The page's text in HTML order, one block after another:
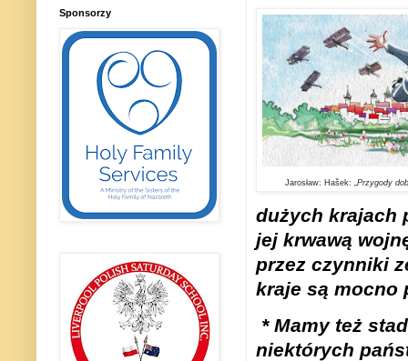
Jarosław: Hašek: „Przygody
dużych krajach
jej krwawą
przez czynniki
kraje są mocno
* Mamy też
niektórych
Sponsorzy